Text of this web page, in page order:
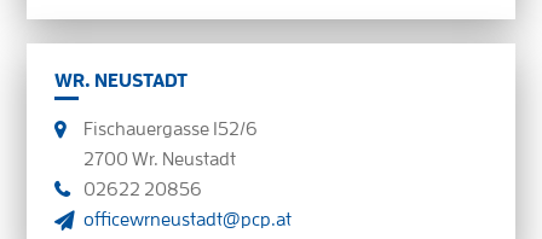
WR. NEUSTADT
Fischauergasse 152/6
2700 Wr. Neustadt
02622 20856
officewrneustadt@pcp.at